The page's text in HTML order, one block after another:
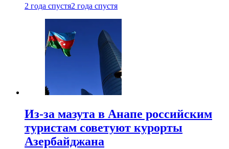
2 года спустя2 года спустя
Из-за мазута в Анапе российским
туристам советуют курорты
Азербайджана